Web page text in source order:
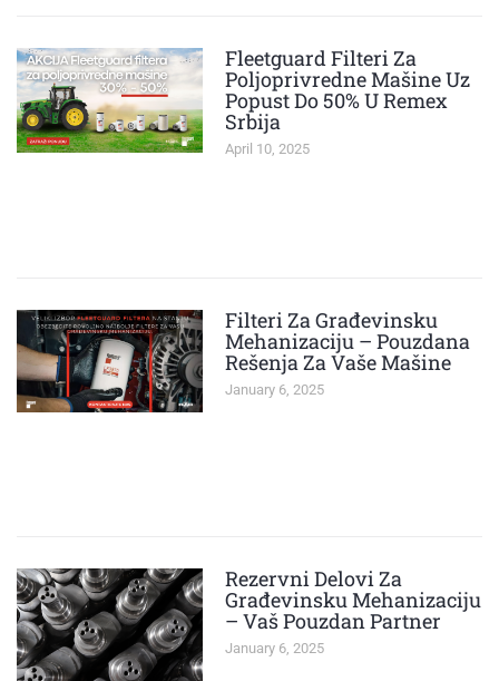
Fleetguard Filteri Za
Poljoprivredne Mašine Uz
Popust Do 50% U Remex
Srbija
April 10, 2025
Filteri Za Građevinsku
Mehanizaciju – Pouzdana
Rešenja Za Vaše Mašine
January 6, 2025
Rezervni Delovi Za
Građevinsku Mehanizaciju
– Vaš Pouzdan Partner
January 6, 2025